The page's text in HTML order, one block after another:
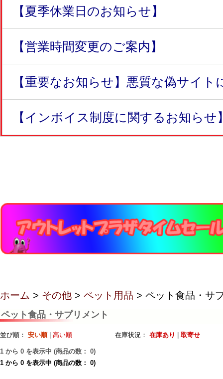
【夏季休業日のお知らせ】
【営業時間変更のご案内】
【重要なお知らせ】悪質な偽サイト
【インボイス制度に関するお知らせ
ホーム > その他 > ペット用品 > ペット食品・サ
ペット食品・サプリメント
並び順： 安い順| 高い順 在庫状況： 在庫あり 取寄せ
1 から 0 を表示中 (商品の数： 0)
1 から 0 を表示中 (商品の数： 0)